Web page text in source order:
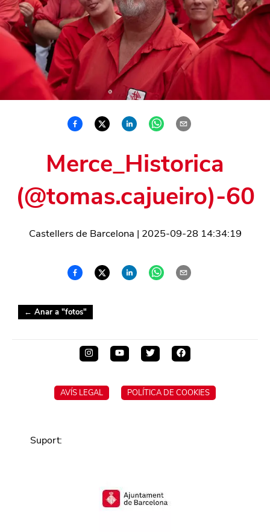
Merce_Historica
(@tomas.cajueiro)-60
Castellers de Barcelona | 2025-09-28 14:34:19
← Anar a "fotos"
AVÍS LEGAL POLÍTICA DE COOKIES
Suport: